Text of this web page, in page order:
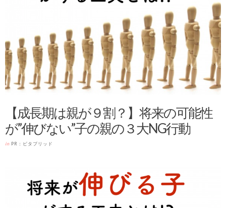
【成長期は親が９割？】将来の可能性
が”伸びない”子の親の３大NG行動
in PR：ビタブリッド